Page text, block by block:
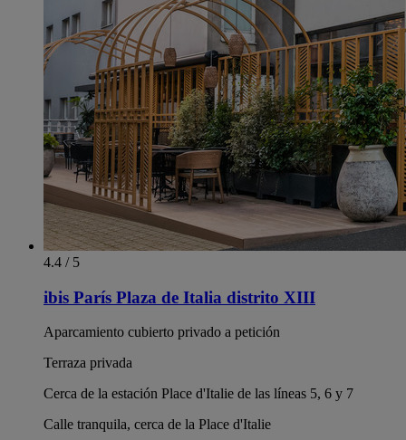
4.4 / 5
ibis París Plaza de Italia distrito XIII
Aparcamiento cubierto privado a petición
Terraza privada
Cerca de la estación Place d'Italie de las líneas 5, 6 y 7
Calle tranquila, cerca de la Place d'Italie